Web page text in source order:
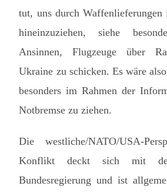
tut, uns durch
hineinzuziehen, siehe
Ansinnen, Flugzeuge über
Ukraine zu schicken. Es wäre
besonders im Rahmen der
Notbremse zu ziehen.
Die westliche/NATO/USA-
Konflikt deckt sich mit
Bundesregierung und ist